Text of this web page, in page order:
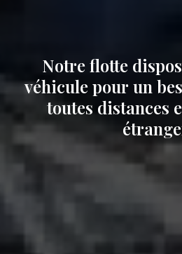
Notre flotte
véhicule pour un
toutes distances